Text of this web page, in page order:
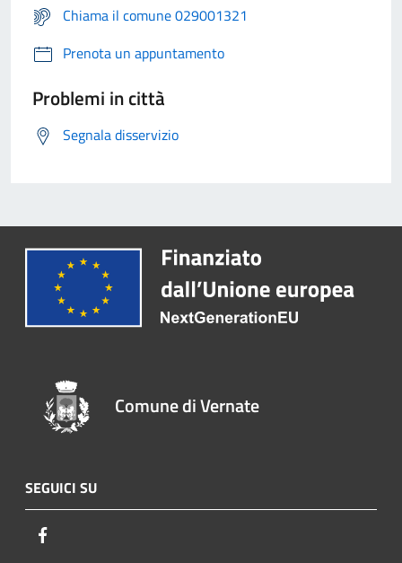
Chiama il comune 029001321
Prenota un appuntamento
Problemi in città
Segnala disservizio
Comune di Vernate
SEGUICI SU